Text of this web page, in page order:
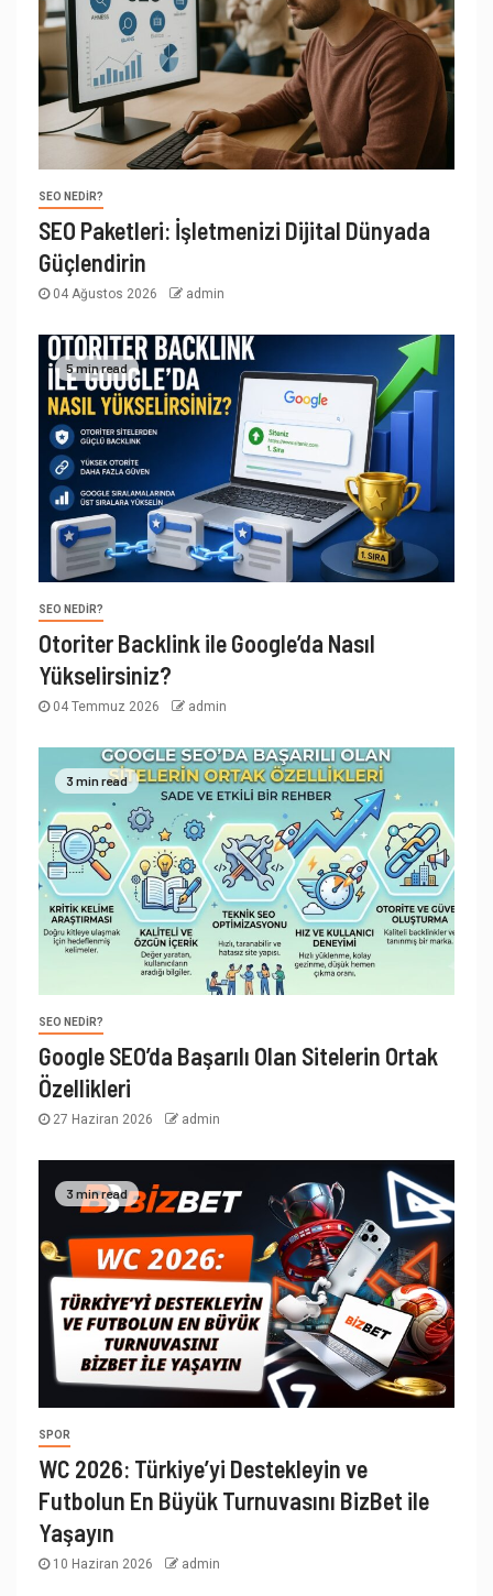
SEO NEDIR?
SEO Paketleri: İşletmenizi Dijital Dünyada
Güçlendirin
04 Ağustos 2026 admin
5 min read
SEO NEDIR?
Otoriter Backlink ile Google’da Nasıl
Yükselirsiniz?
04 Temmuz 2026 admin
3 min read
SEO NEDIR?
Google SEO’da Başarılı Olan Sitelerin Ortak
Özellikleri
27 Haziran 2026 admin
3 min read
SPOR
WC 2026: Türkiye’yi Destekleyin ve
Futbolun En Büyük Turnuvasını BizBet ile
Yaşayın
10 Haziran 2026 admin